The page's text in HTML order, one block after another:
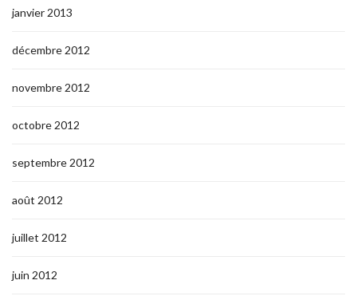
janvier 2013
décembre 2012
novembre 2012
octobre 2012
septembre 2012
août 2012
juillet 2012
juin 2012